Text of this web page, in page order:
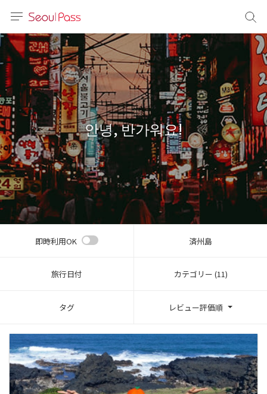
体)
文 (台灣)
안녕, 반가워요!
即時利用OK 済州島
旅行日付 カテゴリー (11)
タグ レビュー評価順